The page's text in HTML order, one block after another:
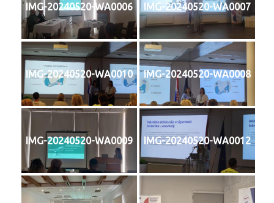
IMG-20240520-WA0006 IMG-20240520-WA0007
IMG-20240520-WA0010 IMG-20240520-WA0008
IMG-20240520-WA0009 IMG-20240520-WA0012